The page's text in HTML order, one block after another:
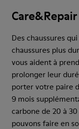
Care&Repair
Des chaussures
chaussures plus
vous aident à
prolonger leur
porter votre paire
9 mois
carbone de 20 à
pouvons faire en